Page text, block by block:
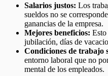
Salarios justos: Los
sueldos no se
ganancias de la empresa.
Mejores beneficios:
jubilación, días de
Condiciones de trabajo
entorno laboral que no
mental de los empleados.